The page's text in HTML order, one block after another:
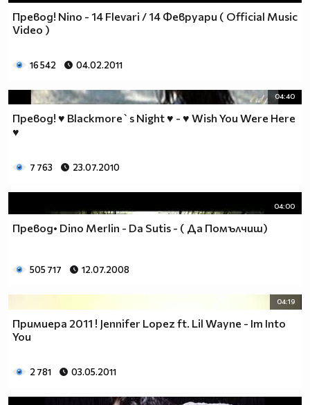
Превод! Nino - 14 Flevari / 14 Февруари ( Official Music
Video )
16 542 04.02.2011
04:40
Превод! ♥ Blackmore`s Night ♥ - ♥ Wish You Were Here
♥
7 763 23.07.2010
04:00
Превод• Dino Merlin - Da Sutis - ( Да Помълчиш)
505 717 12.07.2008
04:19
Примиера 2011 ! Jennifer Lopez ft. Lil Wayne - Im Into
You
2 781 03.05.2011